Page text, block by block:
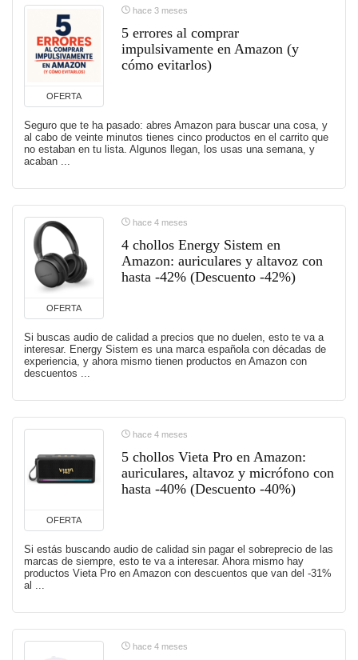
OFERTA
hace 3 meses
5 errores al comprar
impulsivamente en Amazon (y
cómo evitarlos)
Seguro que te ha pasado: abres Amazon para buscar una cosa, y
al cabo de veinte minutos tienes cinco productos en el carrito que
no estaban en tu lista. Algunos llegan, los usas una semana, y
acaban ...
OFERTA
hace 4 meses
4 chollos Energy Sistem en
Amazon: auriculares y altavoz con
hasta -42% (Descuento -42%)
Si buscas audio de calidad a precios que no duelen, esto te va a
interesar. Energy Sistem es una marca española con décadas de
experiencia, y ahora mismo tienen productos en Amazon con
descuentos ...
OFERTA
hace 4 meses
5 chollos Vieta Pro en Amazon:
auriculares, altavoz y micrófono con
hasta -40% (Descuento -40%)
Si estás buscando audio de calidad sin pagar el sobreprecio de las
marcas de siempre, esto te va a interesar. Ahora mismo hay
productos Vieta Pro en Amazon con descuentos que van del -31%
al ...
hace 4 meses